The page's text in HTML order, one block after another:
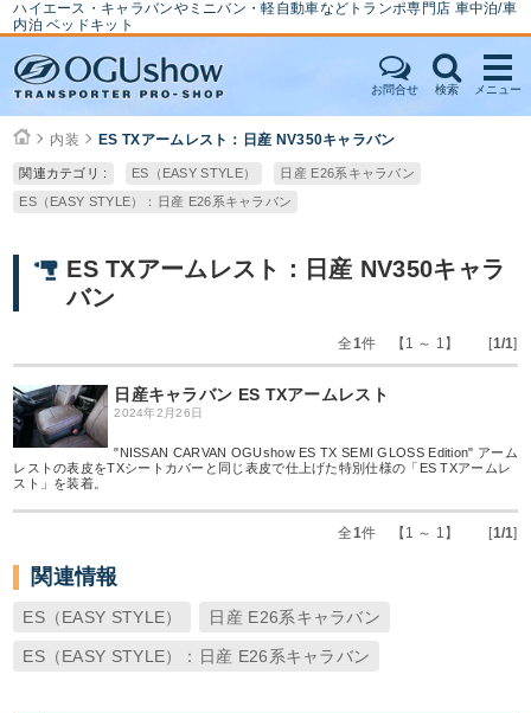
ハイエース・キャラバンやミニバン・軽自動車などトランポ専門店 車中泊/車
内泊 ベッドキット
お問合せ 検索 メニュー
内装 ES TXアームレスト：日産 NV350キャラバン
関連カテゴリ : ES（EASY STYLE）
日産 E26系キャラバン
ES（EASY STYLE）：日産 E26系キャラバン
ES TXアームレスト：日産 NV350キャラ
バン
全1件 【1 ～ 1】 [1/1]
日産キャラバン ES TXアームレスト
2024年2月26日
"NISSAN CARVAN OGUshow ES TX SEMI GLOSS Edition" アーム
レストの表皮をTXシートカバーと同じ表皮で仕上げた特別仕様の「ES TXアームレ
スト」を装着。
全1件 【1 ～ 1】 [1/1]
関連情報
ES（EASY STYLE） 日産 E26系キャラバン
ES（EASY STYLE）：日産 E26系キャラバン